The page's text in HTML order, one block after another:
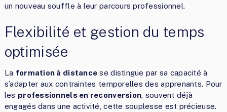
un nouveau souffle à leur parcours professionnel.
Flexibilité et gestion du temps
optimisée
La formation à distance se distingue par sa capacité à
s’adapter aux contraintes temporelles des apprenants. Pour
les professionnels en reconversion , souvent déjà
engagés dans une activité, cette souplesse est précieuse.